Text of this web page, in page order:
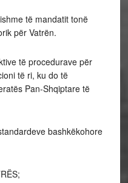
të mandatit tonë
për Vatrën.
të procedurave për
të ri, ku do të
Pan-Shqiptare të
bashkëkohore